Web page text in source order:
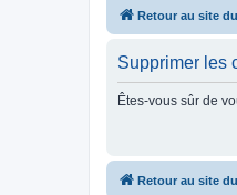
Retour au site
Supprimer les
Êtes-vous sûr de
Retour au site